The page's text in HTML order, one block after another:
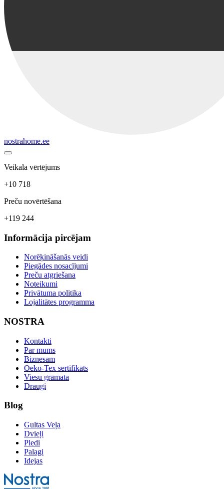
nostrahome.ee
Veikala vērtējums
+10 718
Preču novērtēšana
+119 244
Informācija pircējam
Norēķināšanās veidi
Piegādes nosacījumi
Preču atgriešana
Noteikumi
Privātuma politika
Lojalitātes programma
NOSTRA
Kontakti
Par mums
Biznesam
Oeko-Tex sertifikāts
Viesu grāmata
Draugi
Blog
Gultas Veļa
Dvieļi
Pledi
Palagi
Idejas